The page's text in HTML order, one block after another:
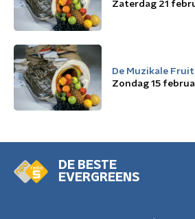
Zaterdag 21
De Muzikale
Zondag 15
DE BESTE
EVERGREENS